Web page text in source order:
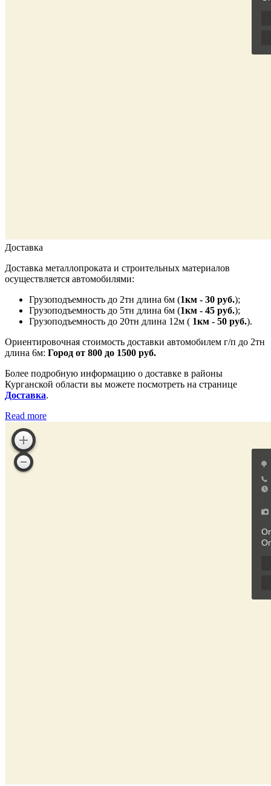
Доставка
Доставка металлопроката и строительных материалов
осуществляется автомобилями:
Грузоподъемность до 2тн длина 6м (1км - 30 руб.);
Грузоподъемность до 5тн длина 6м (1км - 45 руб.);
Грузоподъемность до 20тн длина 12м ( 1км - 50 руб.).
Ориентировочная стоимость доставки автомобилем г/п до 2тн
длина 6м: Город от 800 до 1500 руб.
Более подробную информацию о доставке в районы
Курганской области вы можете посмотреть на странице
Доставка.
Read more